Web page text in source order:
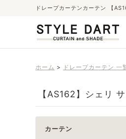
ドレープカーテンカーテン 【
ホーム ドレープカーテン 一
【AS162】シェリ
カーテン